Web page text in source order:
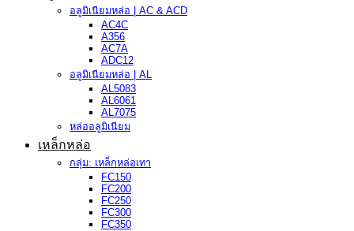
อลูมิเนียมหล่อ | AC & ACD
AC4C
A356
AC7A
ADC12
อลูมิเนียมหล่อ | AL
AL5083
AL6061
AL7075
หล่ออลูมิเนียม
เหล็กหล่อ
กลุ่ม: เหล็กหล่อเทา
FC150
FC200
FC250
FC300
FC350